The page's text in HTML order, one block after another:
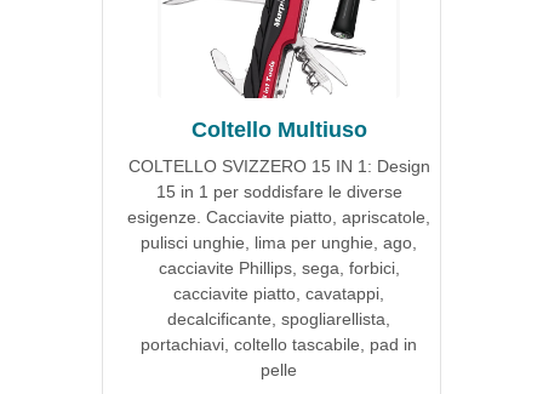
Coltello Multiuso
COLTELLO SVIZZERO 15 IN 1: Design
15 in 1 per soddisfare le diverse
esigenze. Cacciavite piatto, apriscatole,
pulisci unghie, lima per unghie, ago,
cacciavite Phillips, sega, forbici,
cacciavite piatto, cavatappi,
decalcificante, spogliarellista,
portachiavi, coltello tascabile, pad in
pelle